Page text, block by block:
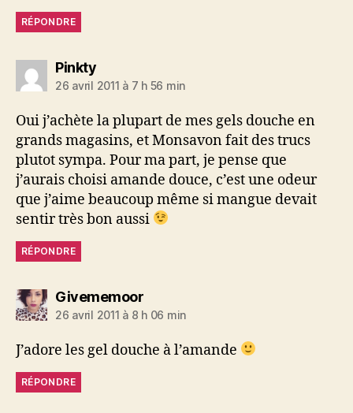
RÉPONDRE
Pinktydit :
26 avril 2011 à 7 h 56 min
Oui j’achète la plupart de mes gels douche en
grands magasins, et Monsavon fait des trucs
plutot sympa. Pour ma part, je pense que
j’aurais choisi amande douce, c’est une odeur
que j’aime beaucoup même si mangue devait
sentir très bon aussi
RÉPONDRE
Givememoordit :
26 avril 2011 à 8 h 06 min
J’adore les gel douche à l’amande
RÉPONDRE